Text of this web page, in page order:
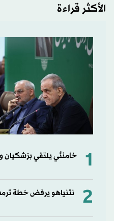
الأكثر قراءة
1 خامنئي يلتقي
2 نتنياهو يرفض خطة